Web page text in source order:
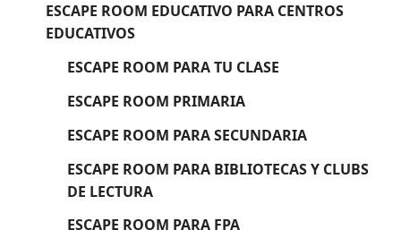
ESCAPE ROOM EDUCATIVO PARA CENTROS
EDUCATIVOS
ESCAPE ROOM PARA TU CLASE
ESCAPE ROOM PRIMARIA
ESCAPE ROOM PARA SECUNDARIA
ESCAPE ROOM PARA BIBLIOTECAS Y CLUBS
DE LECTURA
ESCAPE ROOM PARA FPA